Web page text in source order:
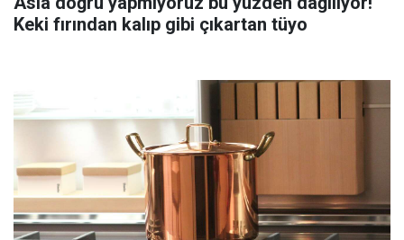
Keki fırından kalıp gibi çıkartan tüyo